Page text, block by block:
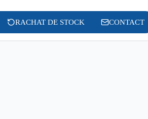
RACHAT DE STOCK CONTACT